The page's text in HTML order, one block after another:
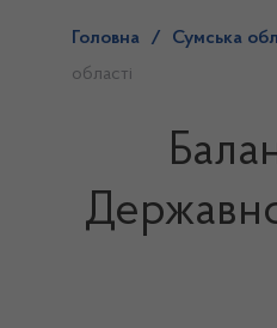
Головна / Сумська
області